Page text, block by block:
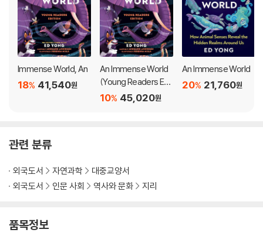
The Earth teems with sights and textures, sounds and vibrati
ons, smells and tastes, electric and magnetic fields. But every
animal is enclosed within its own unique sensory bubble, perc
eiving only a tiny sliver of an immense world. This book welco
mes us into previously unfathomable dimensions - the world
as it is truly perceived by other animals.
cal messages, and humans that wield sonar like bats. We disc
over that a crocodile's scaly face is as sensitive as a lover's fin
gertips, that plants thrum with the inaudible songs of courting
bugs, and that even simple scallops have complex vision.
ir tunes, and what dogs smell on the street. We listen to storie
Immense World, An
41,540원
18%
An Immense World
(Young Readers Edi
tion): How Animals
45,020원
10%
An Immense World
21,760원
20%
관련 분류
외국도서 자연과학
대중교양서
외국도서
인문 사회 역사와 문화 지리
품목정보